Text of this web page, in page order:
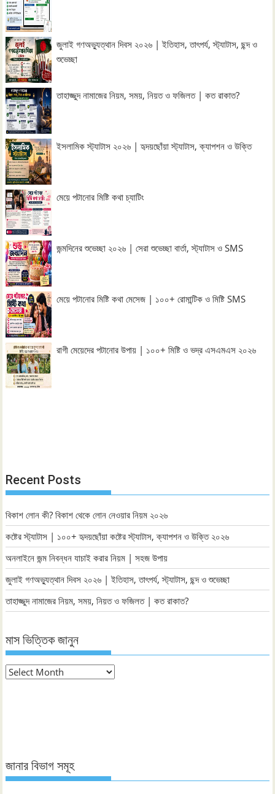
জুলাই গণঅভ্যুত্থান দিবস ২০২৬ | ইতিহাস, তাৎপর্য, স্ট্যাটাস, ছন্দ ও
শুভেচ্ছা
তাহাজ্জুদ নামাজের নিয়ম, সময়, নিয়ত ও ফজিলত | কত রাকাত?
ইসলামিক স্ট্যাটাস ২০২৬ | হৃদয়ছোঁয়া স্ট্যাটাস, ক্যাপশন ও উক্তি
মেয়ে পটানোর মিষ্টি কথা চ্যাটিং
জন্মদিনের শুভেচ্ছা ২০২৬ | সেরা শুভেচ্ছা বার্তা, স্ট্যাটাস ও SMS
মেয়ে পটানোর মিষ্টি কথা মেসেজ | ১০০+ রোমান্টিক ও মিষ্টি SMS
রাগী মেয়েদের পটানোর উপায় | ১০০+ মিষ্টি ও ভদ্র এসএমএস ২০২৬
Recent Posts
বিকাশ লোন কী? বিকাশ থেকে লোন নেওয়ার নিয়ম ২০২৬
কষ্টের স্ট্যাটাস | ১০০+ হৃদয়ছোঁয়া কষ্টের স্ট্যাটাস, ক্যাপশন ও উক্তি ২০২৬
অনলাইনে জন্ম নিবন্ধন যাচাই করার নিয়ম | সহজ উপায়
জুলাই গণঅভ্যুত্থান দিবস ২০২৬ | ইতিহাস, তাৎপর্য, স্ট্যাটাস, ছন্দ ও শুভেচ্ছা
তাহাজ্জুদ নামাজের নিয়ম, সময়, নিয়ত ও ফজিলত | কত রাকাত?
মাস ভিত্তিক জানুন
মাস
জানার বিভাগ সমূহ